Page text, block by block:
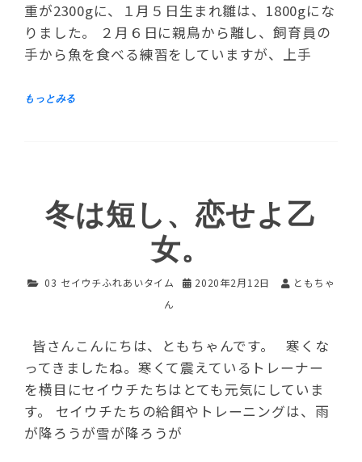
重が2300gに、１月５日生まれ雛は、1800gにな
りました。 ２月６日に親鳥から離し、飼育員の
手から魚を食べる練習をしていますが、上手
冬は短し、恋せよ乙
女。
03 セイウチふれあいタイム 2020年2月12日
ともちゃ
ん
皆さんこんにちは、ともちゃんです。 寒くな
ってきましたね。寒くて震えているトレーナー
を横目にセイウチたちはとても元気にしていま
す。 セイウチたちの給餌やトレーニングは、雨
が降ろうが雪が降ろうが